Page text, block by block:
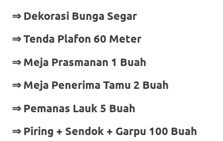
⇒ Dekorasi Bunga Segar
⇒ Tenda Plafon 60 Meter
⇒ Meja Prasmanan 1 Buah
⇒ Meja Penerima Tamu 2 Buah
⇒ Pemanas Lauk 5 Buah
⇒ Piring + Sendok + Garpu 100 Buah